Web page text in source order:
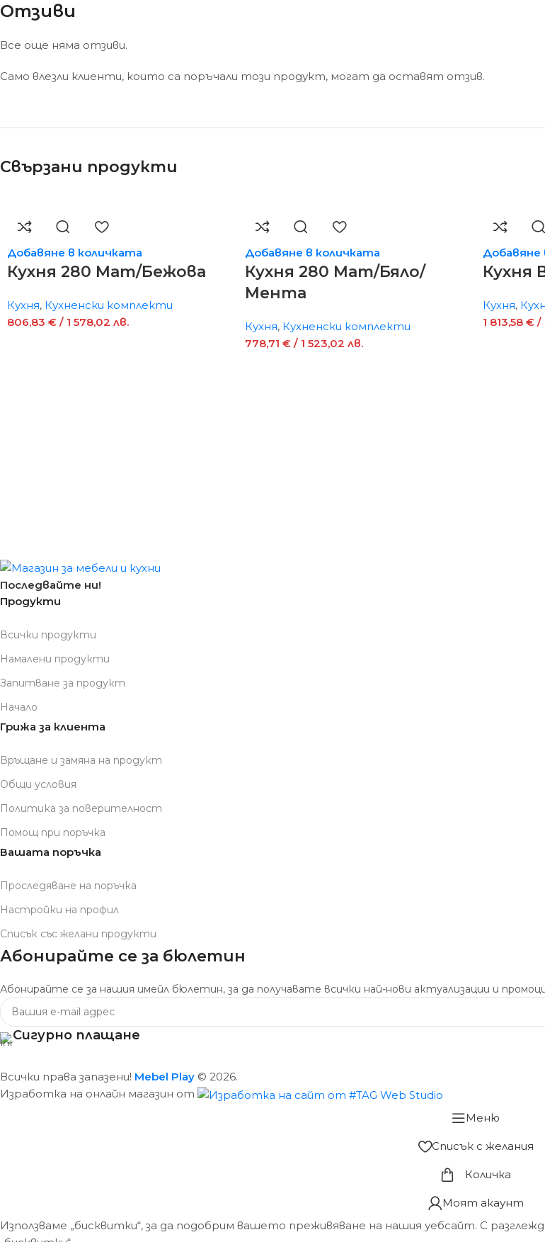
Отзиви
Все още няма отзиви.
Само влезли клиенти, които са поръчали този продукт, могат да оставят отзив.
Свързани продукти
Добавяне в количката
Кухня 280 Мат/Бежова
Кухня, Кухненски комплекти
806,83 € / 1 578,02 лв.
Добавяне в количката
Кухня 280 Мат/Бяло/
Мента
Кухня, Кухненски комплекти
778,71 € / 1 523,02 лв.
Добавяне
Кухня
Кухня,
1 813,58 € /
Последвайте ни!
Продукти
Всички продукти
Намалени продукти
Запитване за продукт
Начало
Грижа за клиента
Връщане и замяна на продукт
Общи условия
Политика за поверителност
Помощ при поръчка
Вашата поръчка
Проследяване на поръчка
Настройки на профил
Списък със желани продукти
Абонирайте се за бюлетин
Абонирайте се за нашия имейл бюлетин, за да получавате всички най-нови актуализации и
Сигурно плащане
Всички права запазени! Mebel Play © 2026.
Изработка на онлайн магазин от
Меню
Списък с желания
Количка
Моят акаунт
Използваме „бисквитки“, за да подобрим вашето преживяване на нашия уебсайт. С